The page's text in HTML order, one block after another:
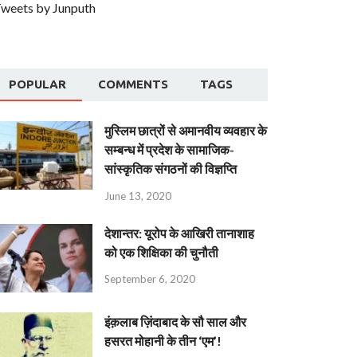
by Junputh
POPULAR COMMENTS TAGS
मुस्लिम छात्रों से अमानवीय व्यवहार के
सम्बन्ध में प्रदेश के सामाजिक-
सांस्कृतिक संगठनों की विज्ञप्ति
June 13, 2020
देशान्‍तर: यूरोप के आखिरी तानाशाह
को एक शिक्षिका की चुनौती
September 6, 2020
इंक़लाब ज़िंदाबाद के सौ साल और
हसरत मोहानी के तीन ‘एम’!